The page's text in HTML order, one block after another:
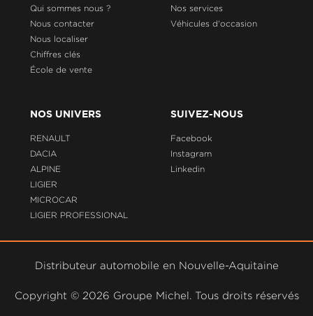
Qui sommes nous ?
Nous contacter
Nous localiser
Chiffres clés
École de vente
Nos services
Véhicules d'occasion
NOS UNIVERS
RENAULT
DACIA
ALPINE
LIGIER
MICROCAR
LIGIER PROFESSIONAL
SUIVEZ-NOUS
Facebook
Instagram
Linkedin
Distributeur automobile en Nouvelle-Aquitaine
Copyright © 2026 Groupe Michel. Tous droits réservés